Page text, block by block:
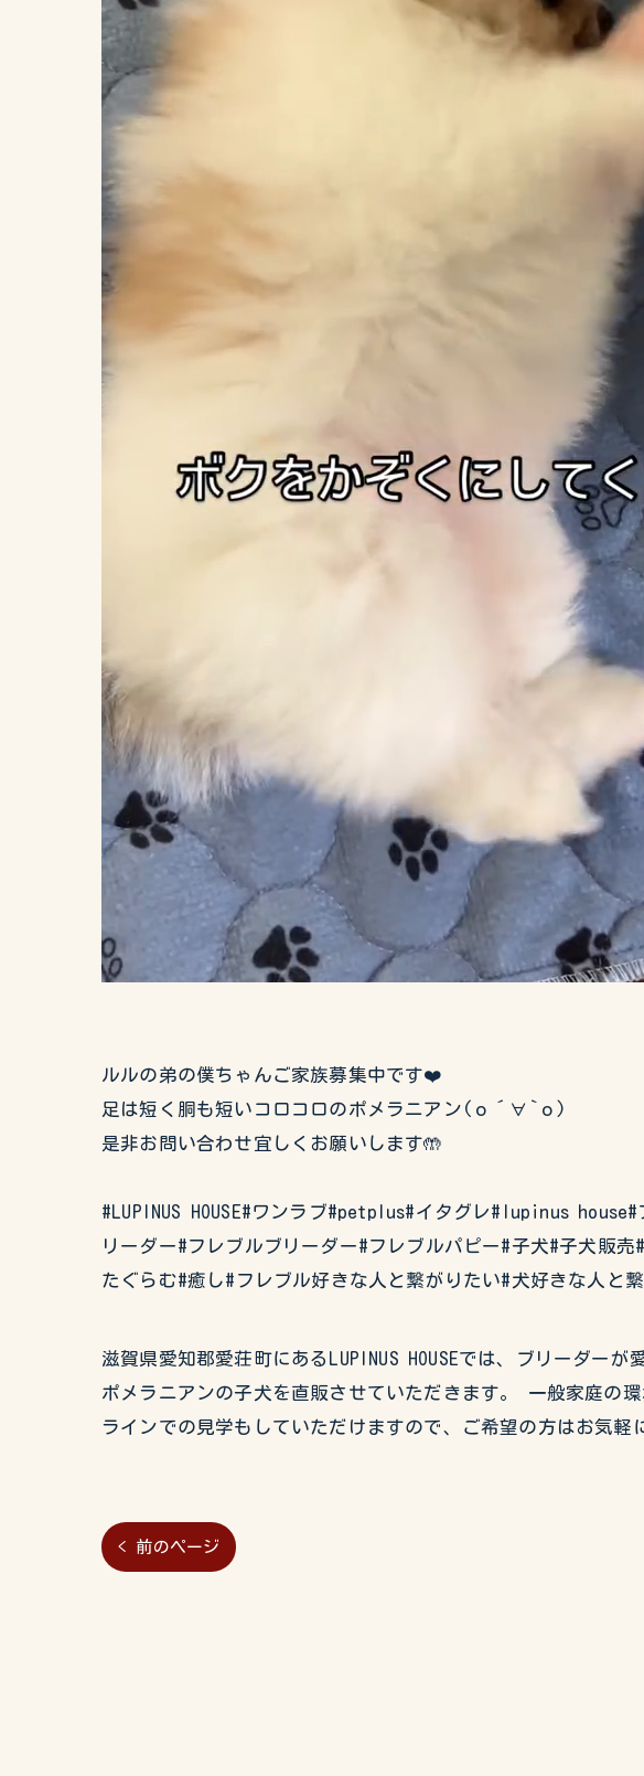
ルルの弟の僕ちゃんご家族募集中です❤️
足は短く胴も短いコロコロのポメラニアン(о´∀`о)
是非お問い合わせ宜しくお願いします🤲
#LUPINUS HOUSE#ワンラブ#petplus#イタグレ#lupinus
リーダー#フレブルブリーダー#フレブルパピー#子犬#子犬販
たぐらむ#癒し#フレブル好きな人と繋がりたい#犬好きな人と
滋賀県愛知郡愛荘町にあるLUPINUS HOUSEでは、ブリーダー
ポメラニアンの子犬を直販させていただきます。 一般家庭の
ラインでの見学もしていただけますので、ご希望の方はお気軽
< 前のページ